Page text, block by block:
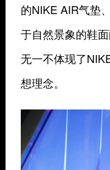
的NIKE AIR气垫
于自然景象的鞋
无一不体现了
想理念。